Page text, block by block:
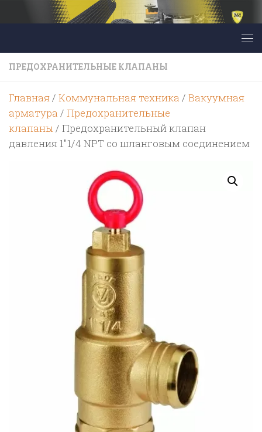
Перейти к содержимому
ПРЕДОХРАНИТЕЛЬНЫЕ КЛАПАНЫ
Главная/ Коммунальная техника / Вакуумная
арматура / Предохранительные
клапаны/ Предохранительный клапан
давления 1″1/4 NPT со шланговым соединением